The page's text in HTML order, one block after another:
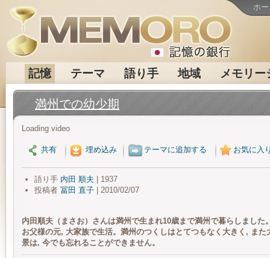
記憶 テーマ 語り手 地域 メモリー
ホ
満州での幼少期
Loading video
共有 埋め込み テーマに追加する お気に入
語り手 内田 順夫 | 1937
投稿者 冨田 直子| 2010/02/07
内田順夫（まさお）さんは満州で生まれ10歳まで満州で暮らしました
お父様の元, 大家族で生活。満州のつくしはとてつもなく大きく, また
景は, 今でも忘れることができません。